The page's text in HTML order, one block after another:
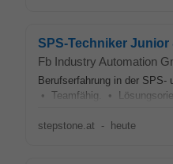
SPS-Techniker Junior
Fb Industry Automation
Berufserfahrung in der
• Teamfähig. •
stepstone.at - heute